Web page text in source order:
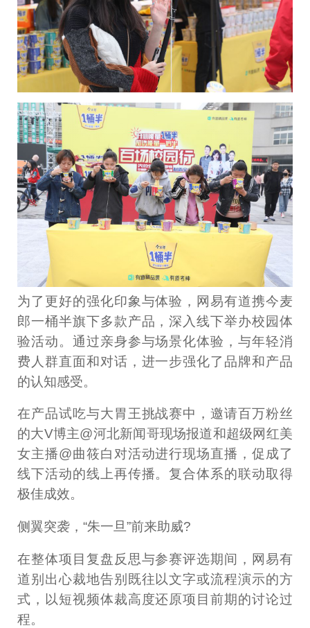
为了更好的强化印象与体验，网易有道携今麦
郎一桶半旗下多款产品，深入线下举办校园体
验活动。通过亲身参与场景化体验，与年轻消
费人群直面和对话，进一步强化了品牌和产品
的认知感受。
在产品试吃与大胃王挑战赛中，邀请百万粉丝
的大V博主@河北新闻哥现场报道和超级网红美
女主播@曲筱白对活动进行现场直播，促成了
线下活动的线上再传播。复合体系的联动取得
极佳成效。
侧翼突袭，“朱一旦”前来助威?
在整体项目复盘反思与参赛评选期间，网易有
道别出心裁地告别既往以文字或流程演示的方
式，以短视频体裁高度还原项目前期的讨论过
程。